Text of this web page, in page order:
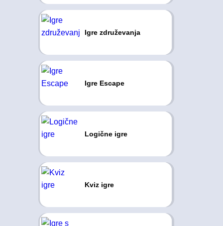
Igre združevanja
Igre Escape
Logične igre
Kviz igre